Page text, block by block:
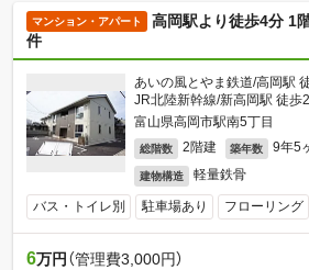
マンション・アパート
高岡駅より徒歩4分 1
件
あいの風とやま鉄道/高岡駅
JR北陸新幹線/新高岡駅 徒歩
富山県高岡市駅南5丁目
総階数 2階建 築年数 9年5
建物構造 軽量鉄骨
バス・トイレ別 駐車場あり フローリング
6万円 （管理費3,000円）